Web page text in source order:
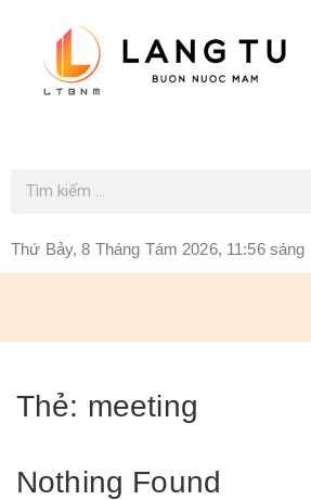
Thứ Bảy, 8 Tháng Tám 2026, 11:56 sáng
Thẻ: meeting
Nothing Found